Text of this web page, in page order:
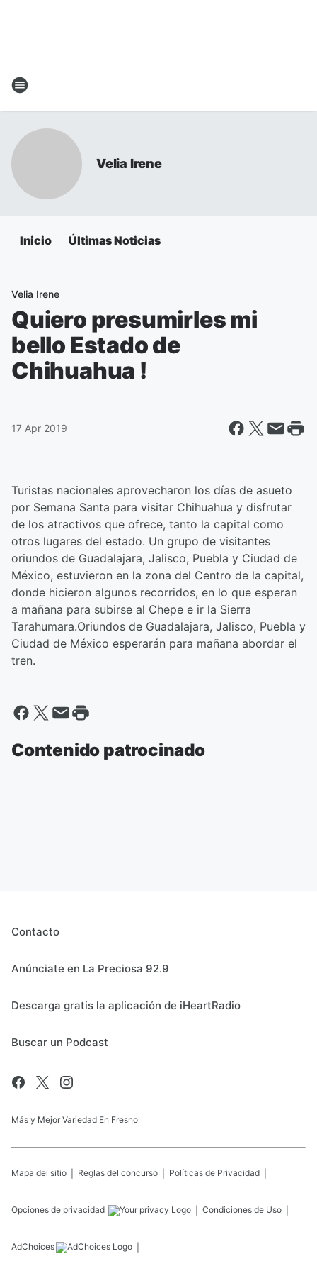
Velia Irene
Inicio Últimas Noticias
Velia Irene
Quiero presumirles mi
bello Estado de
Chihuahua !
17 Apr 2019
Turistas nacionales aprovecharon los días de asueto
por Semana Santa para visitar Chihuahua y disfrutar
de los atractivos que ofrece, tanto la capital como
otros lugares del estado. Un grupo de visitantes
oriundos de Guadalajara, Jalisco, Puebla y Ciudad de
México, estuvieron en la zona del Centro de la capital,
donde hicieron algunos recorridos, en lo que esperan
a mañana para subirse al Chepe e ir la Sierra
Tarahumara.Oriundos de Guadalajara, Jalisco, Puebla y
Ciudad de México esperarán para mañana abordar el
tren.
Contenido patrocinado
Contacto
Anúnciate en La Preciosa 92.9
Descarga gratis la aplicación de iHeartRadio
Buscar un Podcast
Más y Mejor Variedad En Fresno
Mapa del sitio Reglas del concurso Políticas de Privacidad
Opciones de privacidad Condiciones de Uso
AdChoices